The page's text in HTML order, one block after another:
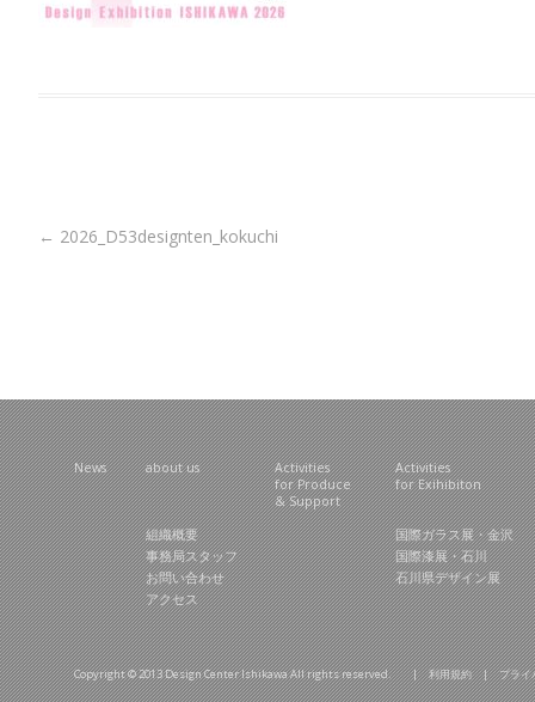
← 2026_D53designten_kokuchi
News about us
Activities
for Produce
& Support
Activities
for Exihibiton
組織概要
事務局スタッフ
お問い合わせ
アクセス
国際ガラス展・金沢
国際漆展・石川
石川県デザイン展
Copyright © 2013 Design Center Ishikawa All rights reserved. |利用規約|プライ